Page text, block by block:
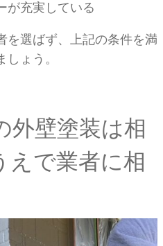
が充実している
を選ばず、上記の条件を満
ょう。
外壁塗装は相
えで業者に相